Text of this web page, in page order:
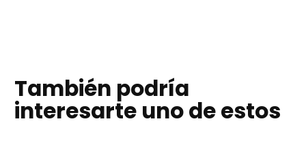
También podría
interesarte uno de estos